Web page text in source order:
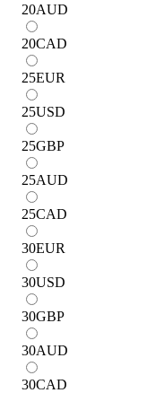
20AUD
20CAD
25EUR
25USD
25GBP
25AUD
25CAD
30EUR
30USD
30GBP
30AUD
30CAD